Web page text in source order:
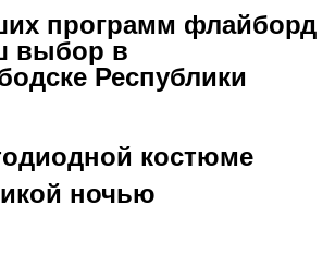
программ флайборд
выбор в
Республики
костюме
ночью